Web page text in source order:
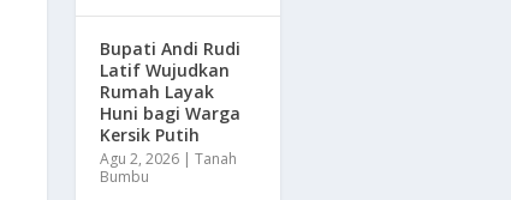
Bupati Andi Rudi
Latif Wujudkan
Rumah Layak
Huni bagi Warga
Kersik Putih
Agu 2, 2026| Tanah
Bumbu